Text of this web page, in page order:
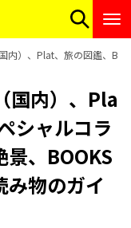
内）、Plat、旅の図鑑、
国内）、Pla
シャルコラ
景、BOOKS
み物のガイ